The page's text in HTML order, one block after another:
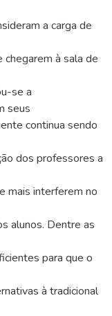
a carga de
à sala de
se a
seus
continua sendo
dos professores a
mais interferem no
alunos. Dentre as
para que o
à tradicional